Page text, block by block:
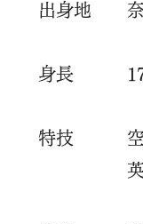
出身地 奈
身長
特技 空
英